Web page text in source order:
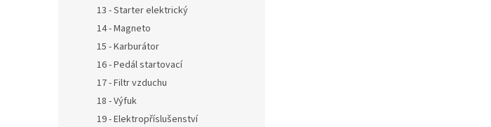
13 - Starter elektrický
14 - Magneto
15 - Karburátor
16 - Pedál startovací
17 - Filtr vzduchu
18 - Výfuk
19 - Elektropříslušenství